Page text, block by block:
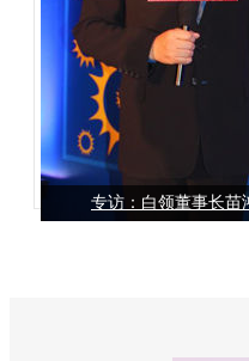
专访：白领董事长苗